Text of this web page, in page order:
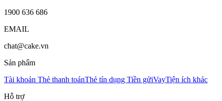
1900 636 686
EMAIL
chat@cake.vn
Sản phẩm
Tài khoản Thẻ thanh toánThẻ tín dụng Tiền gửiVayTiện ích khác
Hỗ trợ